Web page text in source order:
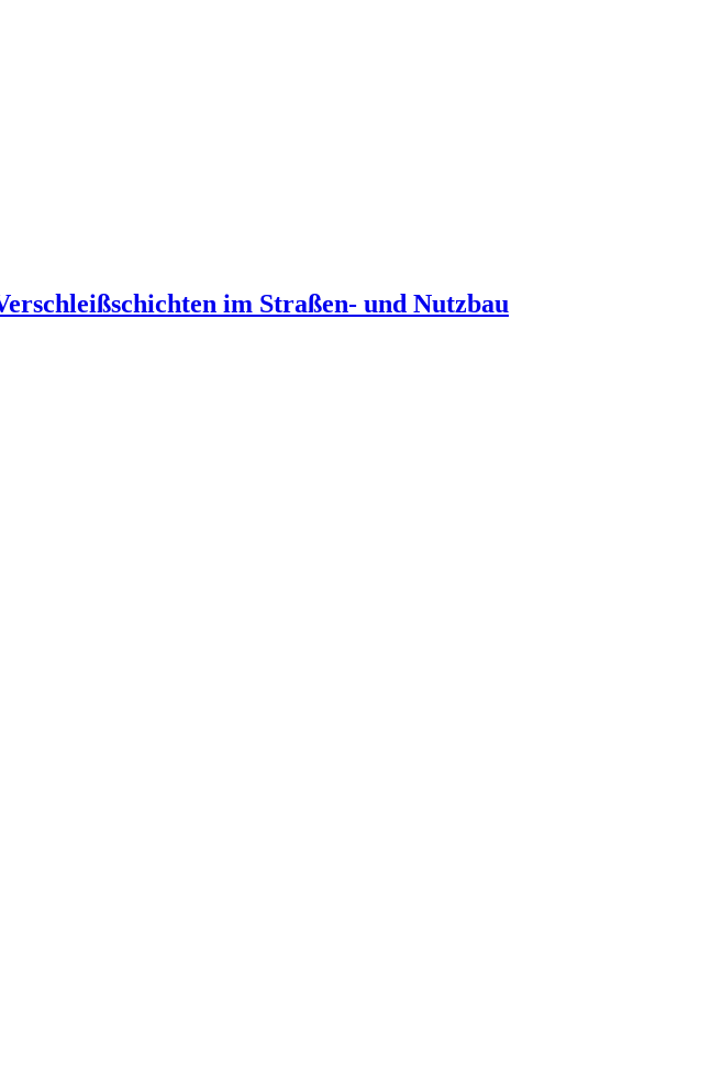
im Straßen- und Nutzbau